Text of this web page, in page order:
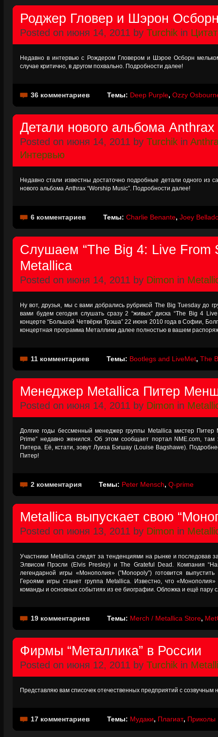
Роджер Гловер и Шэрон
Posted on июня 14, 2011 by Turchik in
Недавно в интервью с Рождером Гловером и Шэрое Осборн
случае критично, в другом похвально. Подробности далее!
36 комментариев Темы: Deep Purple, Ozzy
Детали нового альбома Anthrax
Posted on июня 14, 2011 by Turchik in
Интервью
Недавно стали известны достаточно подробные детали одного из
нового альбома Anthrax “Worship Music”. Подробности далее!
6 комментариев Темы: Charlie Benante, Joey
Слушаем “The Big 4: Live From
Metallica
Posted on июня 14, 2011 by Dimon in
Ну вот, друзья, мы с вами добрались рубрикой The Big Tuesday до
вами будем сегодня слушать сразу 2 “живых” диска “The Big 4
концерте “Большой Четвёрки Трэша” 22 июня 2010 года в Софии,
концертная программа Металлики далее полностью в вашем
11 комментариев Темы: Bootlegs and LiveMet, The
Менеджер Metallica Питер
Posted on июня 14, 2011 by Dimon in
Долгие годы бессменный менеджер группы Metallica мистер Питер
Prime” недавно женился. Об этом сообщает портал NME.com,
Питера. Её, кстати, зовут Луиза Бэгшау (Louise Bagshawe).
Питер!
2 комментария Темы: Peter Mensch, Q-prime
Metallica выпускает свою
Posted on июня 13, 2011 by Dimon in
Участники Metallica следят за тенденциями на рынке и последовав
Элвисом Прэсли (Elvis Presley) и The Grateful Dead. Компания
легендарной игры «Монополия» (”Monopoly”) готовится
Героями игры станет группа Metallica. Известно, что
команды и основных событиях из ее биографии. Обложка и ещё пару
19 комментариев Темы: Merch / Metallica Store,
Фирмы “Металлика” в России
Posted on июня 12, 2011 by Turchik in
Представляю вам списочек отечественных предприятий с созвучным
17 комментариев Темы: Мудаки, Плагиат, Приколы